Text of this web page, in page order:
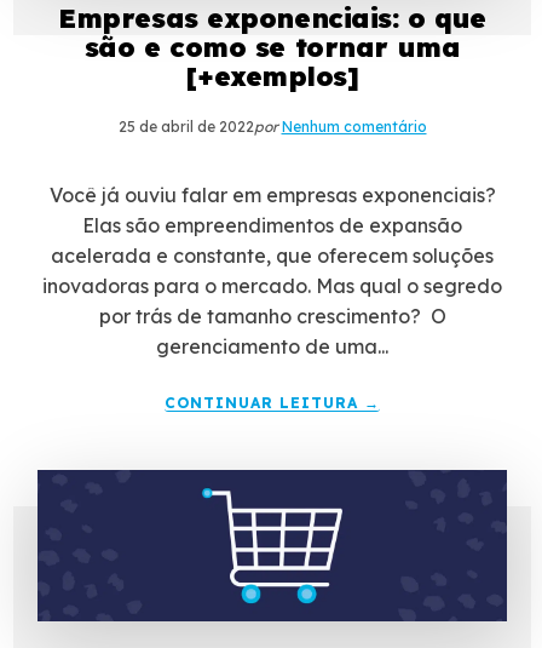
Empresas exponenciais: o que
são e como se tornar uma
[+exemplos]
25 de abril de 2022por Nenhum comentário
Você já ouviu falar em empresas exponenciais?
Elas são empreendimentos de expansão
acelerada e constante, que oferecem soluções
inovadoras para o mercado. Mas qual o segredo
por trás de tamanho crescimento? O
gerenciamento de uma...
CONTINUAR LEITURA →